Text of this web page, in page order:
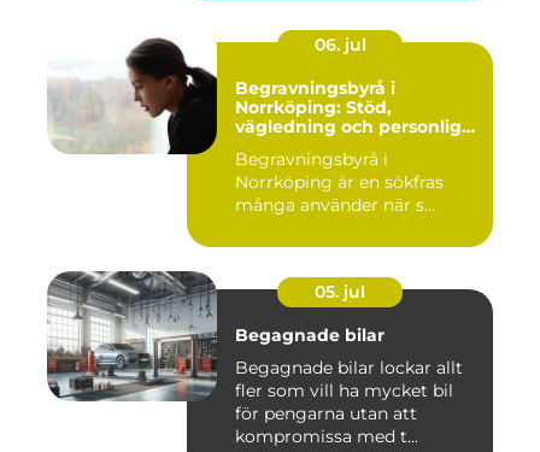
06. jul
Begravningsbyrå i
Norrköping: Stöd,
vägledning och personliga
Begravningsbyrå i
Norrköping är en sökfras
många använder när s...
05. jul
Begagnade bilar
Begagnade bilar lockar allt
fler som vill ha mycket bil
för pengarna utan att
kompromissa med t...